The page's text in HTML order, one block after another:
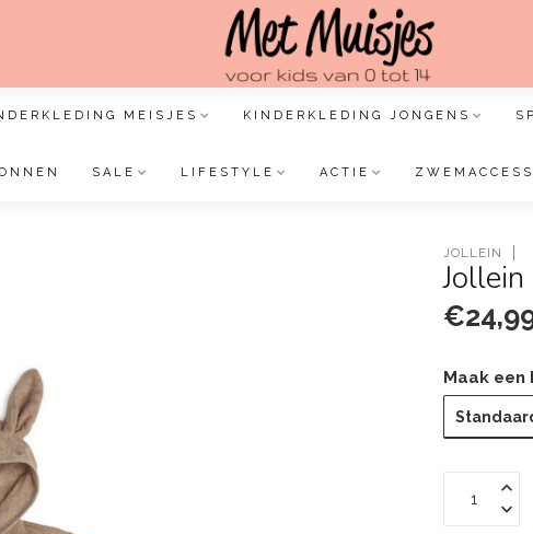
MEISJES KINDERKLEDING JONGENS
SALE LIFESTYLE ACTIE
JOLLEIN
Maak een